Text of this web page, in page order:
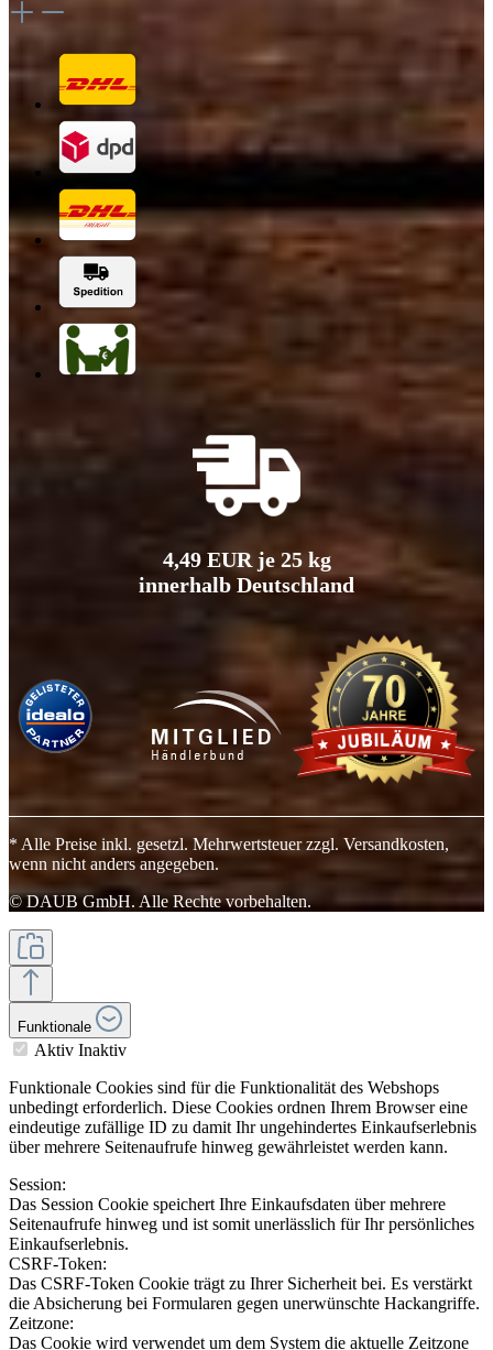
4,49 EUR je 25 kg
innerhalb Deutschland
* Alle Preise inkl. gesetzl. Mehrwertsteuer zzgl. Versandkosten,
wenn nicht anders angegeben.
© DAUB GmbH. Alle Rechte vorbehalten.
Funktionale
Aktiv Inaktiv
Funktionale Cookies sind für die Funktionalität des Webshops
unbedingt erforderlich. Diese Cookies ordnen Ihrem Browser eine
eindeutige zufällige ID zu damit Ihr ungehindertes Einkaufserlebnis
über mehrere Seitenaufrufe hinweg gewährleistet werden kann.
Session:
Das Session Cookie speichert Ihre Einkaufsdaten über mehrere
Seitenaufrufe hinweg und ist somit unerlässlich für Ihr persönliches
Einkaufserlebnis.
CSRF-Token:
Das CSRF-Token Cookie trägt zu Ihrer Sicherheit bei. Es verstärkt
die Absicherung bei Formularen gegen unerwünschte Hackangriffe.
Zeitzone:
Das Cookie wird verwendet um dem System die aktuelle Zeitzone